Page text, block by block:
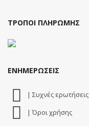
ΤΡΟΠΟΙ ΠΛΗΡΩΜΗΣ
ΕΝΗΜΕΡΩΣΕΙΣ
| Συχνές ερωτήσεις
| Όροι χρήσης